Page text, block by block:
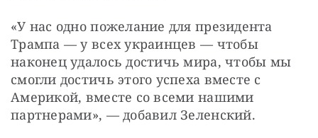
«У нас одно пожелание для президента
Трампа — у всех украинцев — чтобы
наконец удалось достичь мира, чтобы мы
смогли достичь этого успеха вместе с
Америкой, вместе со всеми нашими
партнерами», — добавил Зеленский.